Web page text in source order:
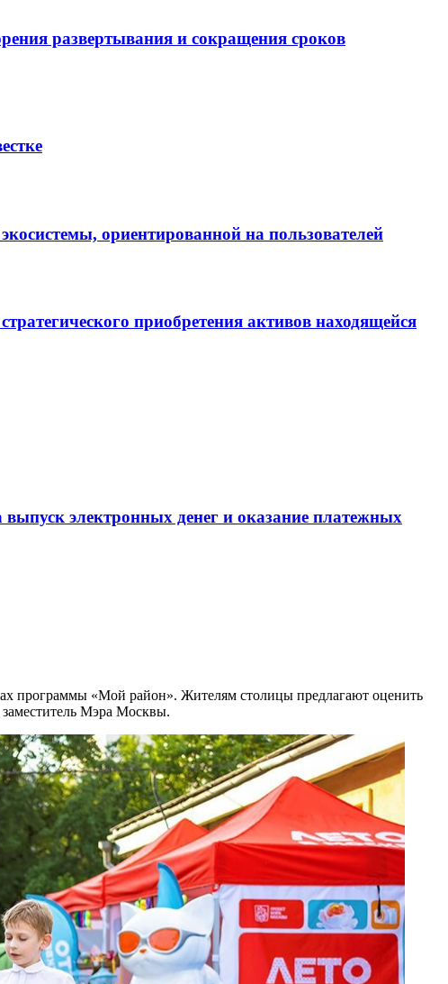
развертывания и сокращения сроков
ориентированной на пользователей
приобретения активов находящейся
электронных денег и оказание платежных
программы «Мой район». Жителям столицы предлагают оценить
Мэра Москвы.